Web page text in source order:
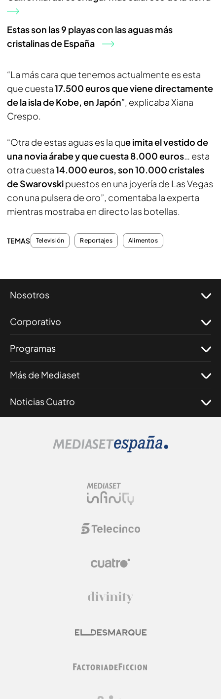
Estas son las 9 playas con las aguas más
cristalinas de España
“La más cara que tenemos actualmente es esta
que cuesta17.500 euros que viene directamente
de la isla de Kobe, en Japón”, explicaba Xiana
Crespo.
“Otra de estas aguas es la que imita el vestido de
una novia árabe y que cuesta 8.000 euros… esta
otra cuesta14.000 euros, son 10.000 cristales
de Swarovskipuestos en una joyería de Las Vegas
con una pulsera de oro”, comentaba la experta
mientras mostraba en directo las botellas.
TEMAS Televisión Reportajes Alimentos
Nosotros
Corporativo
Programas
Más de Mediaset
Noticias Cuatro